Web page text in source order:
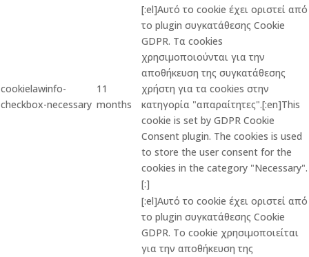
cookielawinfo-
checkbox-necessary
11
months
[:el]Αυτό το cookie έχει οριστεί από
το plugin συγκατάθεσης Cookie
GDPR. Τα cookies
χρησιμοποιούνται για την
αποθήκευση της συγκατάθεσης
χρήστη για τα cookies στην
κατηγορία "απαραίτητες".[:en]This
cookie is set by GDPR Cookie
Consent plugin. The cookies is used
to store the user consent for the
cookies in the category "Necessary".
[:]
[:el]Αυτό το cookie έχει οριστεί από
το plugin συγκατάθεσης Cookie
GDPR. Το cookie χρησιμοποιείται
για την αποθήκευση της